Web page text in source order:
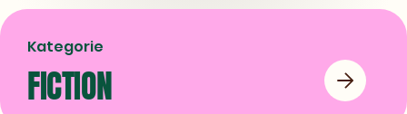
Kategorie
FICTION